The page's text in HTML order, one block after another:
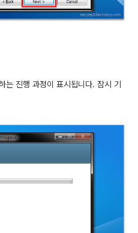
는 진행 과정이 표시됩니다. 잠시 기